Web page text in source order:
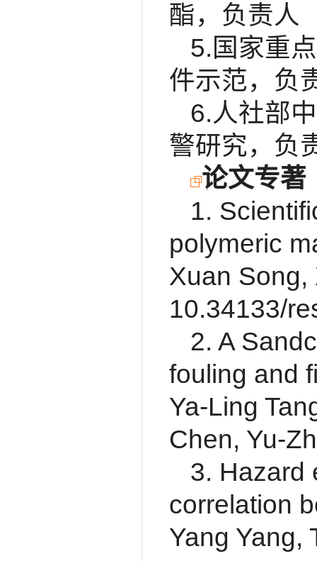
酯，负责人
5.国家重
件示范，负
6.人社部
警研究，负
论文专著
1.
polymeric
Xuan Song,
10.34133/
2. A
fouling and
Ya-Ling
Chen, Yu-
3. Hazard
correlation
Yang Yang,